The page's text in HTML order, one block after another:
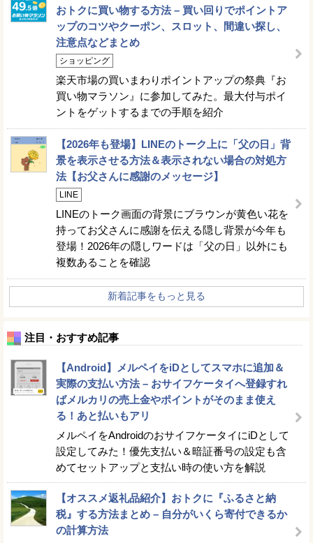
おトクに買い物する方法 – 買い回りでポイントア
ップのコツやクーポン、スロット、間違い探し、
注意点などまとめ
ショッピング
楽天市場の買いまわりポイントアップの祭典『お
買い物マラソン』に参加してみた。最大付与ポイ
ントをゲットするまでの手順を紹介
【2026年も登場】LINEのトーク上に「父の日」背
景を表示させる方法＆表示されない場合の対処方
法【お父さんに感謝のメッセージ】
LINE
LINEのトーク画面の背景にブラウンが黄色い花を
持ってお父さんに感謝を伝える隠し背景が今年も
登場！2026年の隠しワードは「父の日」以外にも
複数あることを確認
新着記事をもっと見る
注目・おすすめ記事
【Android】メルペイをiDとしてスマホに追加＆
実際の支払い方法 – おサイフケータイへ登録すれ
ばメルカリの売上金やポイントがそのまま使え
る！あと払いもアリ
メルペイをAndroidのおサイフケータイにiDとして
設定してみた！優先支払い＆暗証番号の設定も含
めてセットアップと支払い時の使い方を解説
【オススメ返礼品紹介】おトクに『ふるさと納
税』する方法まとめ – 自分がいくら寄付できるか
の計算方法